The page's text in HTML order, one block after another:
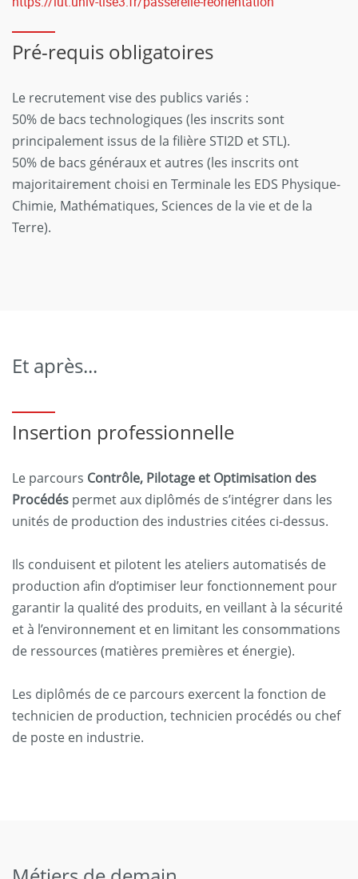
Pré-requis obligatoires
Le recrutement vise des publics variés :
50% de bacs technologiques (les inscrits sont
principalement issus de la filière STI2D et STL).
50% de bacs généraux et autres (les inscrits ont
majoritairement choisi en Terminale les EDS Physique-
Chimie, Mathématiques, Sciences de la vie et de la
Terre).
Et après...
Insertion professionnelle
Le parcours Contrôle, Pilotage et Optimisation des
Procédés permet aux diplômés de s’intégrer dans les
unités de production des industries citées ci-dessus.
Ils conduisent et pilotent les ateliers automatisés de
production afin d’optimiser leur fonctionnement pour
garantir la qualité des produits, en veillant à la sécurité
et à l’environnement et en limitant les consommations
de ressources (matières premières et énergie).
Les diplômés de ce parcours exercent la fonction de
technicien de production, technicien procédés ou chef
de poste en industrie.